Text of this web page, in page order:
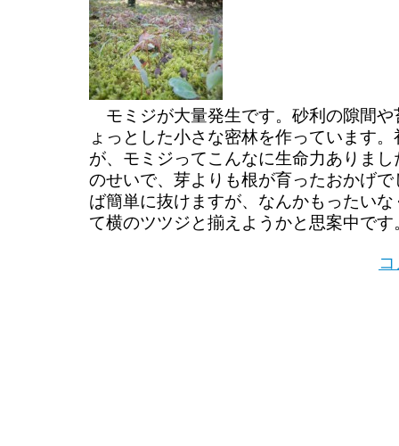
モミジが大量発生です。砂利の隙間や
ょっとした小さな密林を作っています
が、モミジってこんなに生命力ありま
のせいで、芽よりも根が育ったおかげ
ば簡単に抜けますが、なんかもったい
て横のツツジと揃えようかと思案中です